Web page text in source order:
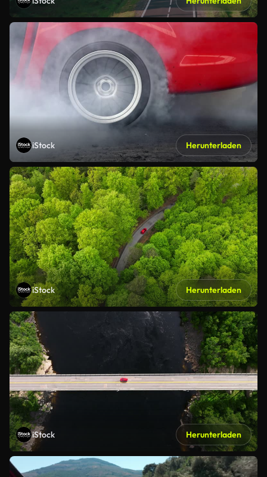
iStock Herunterladen
iStock Herunterladen
iStock Herunterladen